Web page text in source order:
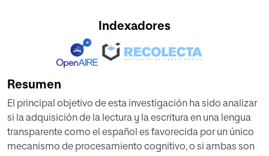
Indexadores
Resumen
El principal objetivo de esta investigación ha sido analizar
si la adquisición de la lectura y la escritura en una lengua
transparente como el español es favorecida por un único
mecanismo de procesamiento cognitivo, o si ambas son